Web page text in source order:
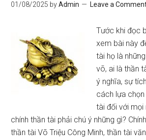
01/08/2025 byAdmin Leave a
Tước khi đọc
xem bài này
tài họ là
võ, ai là thần
ý nghĩa, sự
cách lựa
tài đối với
chính thần tài phải chú ý những gì?
thần tài Võ Triệu Công Minh, thần tài